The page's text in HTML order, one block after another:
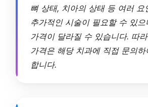
뼈 상태, 치아의 상태 등 여러 요
추가적인 시술이 필요할 수 있
가격이 달라질 수 있습니다. 따
가격은 해당 치과에 직접 문의
합니다.